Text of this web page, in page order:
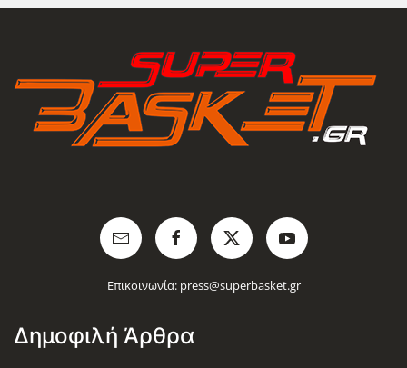
Επικοινωνία: press@superbasket.gr
Δημοφιλή Άρθρα